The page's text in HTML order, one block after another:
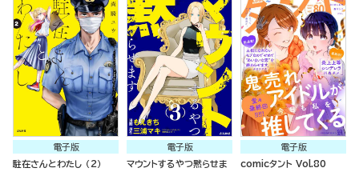
電子版
駐在さんとわたし （2）
電子版
マウントするやつ黙らせま
電子版
comicタント Vol.80